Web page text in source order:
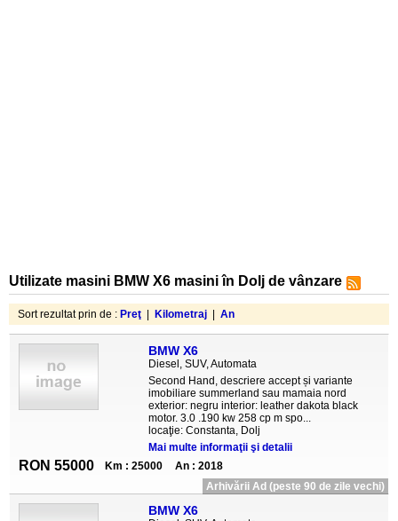
Utilizate masini BMW X6 masini în Dolj de vânzare
Sort rezultat prin de : Preţ Kilometraj An
BMW X6
Diesel, SUV, Automata
Second Hand, descriere accept și variante
imobiliare summerland sau mamaia nord
exterior: negru interior: leather dakota black
motor. 3.0 .190 kw 258 cp m spo...
locaţie: Constanta, Dolj
Mai multe informaţii şi detalii
RON 55000 Km : 25000
An : 2018
Arhivării Ad (peste 90 de zile vechi)
BMW X6